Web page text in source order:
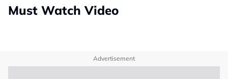
Must Watch Video
Advertisement